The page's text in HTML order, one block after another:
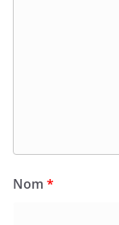
Nom *